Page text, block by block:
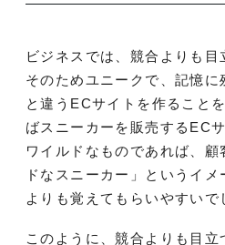
ビジネスでは、競合よりも目
そのためユニークで、記憶に
と違うECサイトを作ること
ばスニーカーを販売するEC
ワイルドなものであれば、
ドなスニーカー」というイ
よりも覚えてもらいやすいで
このように、競合よりも目立